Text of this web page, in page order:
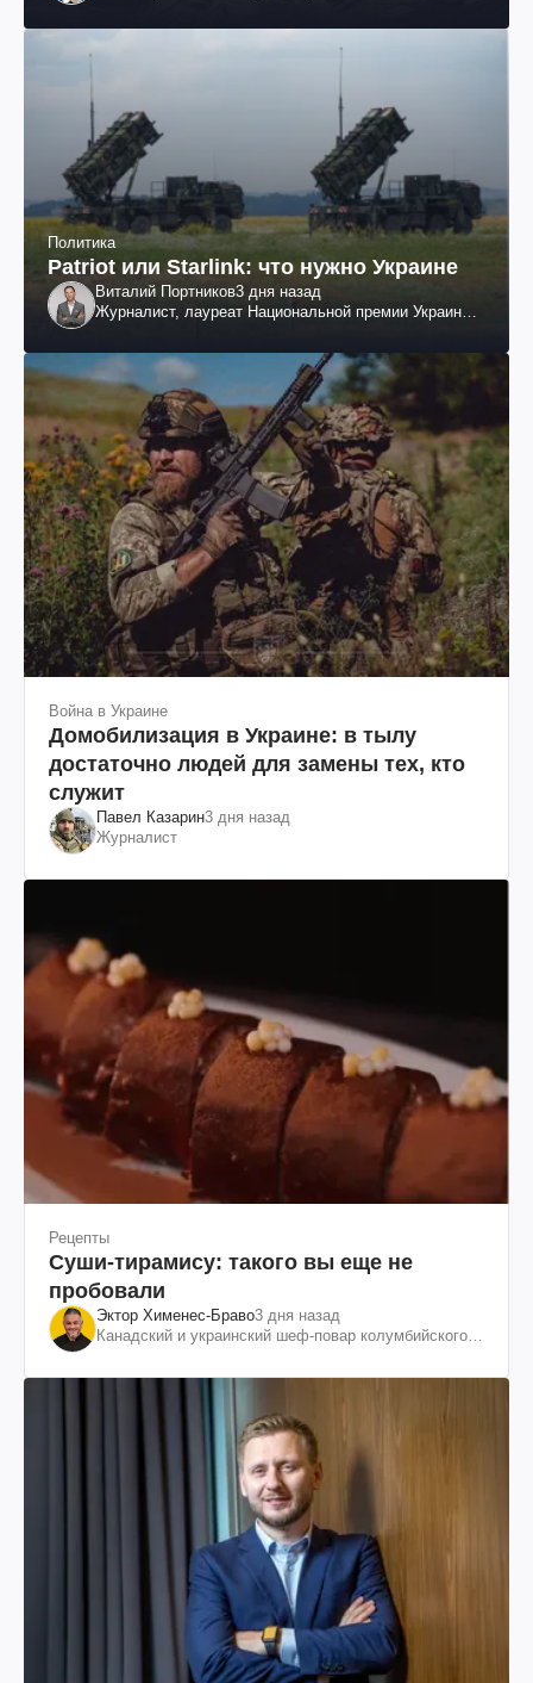
Политика
Patriot или Starlink: что нужно Украине
Виталий Портников3 дня назад
Журналист, лауреат Национальной премии Украины
Война в Украине
Домобилизация в Украине: в тылу
достаточно людей для замены тех, кто
служит
Павел Казарин3 дня назад
Журналист
Рецепты
Суши-тирамису: такого вы еще не
пробовали
Эктор Хименес-Браво3 дня назад
Канадский и украинский шеф-повар колумбийского